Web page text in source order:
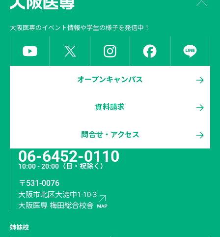
大阪医専のイベント情報や学生の様子を発信中！
オープンキャンパス
資料請求
問合せ・アクセス
06-6452-0110
10:00 - 20:00 （日・祝除く）
〒531-0076
大阪市北区大淀中1-10-3
大阪医専 梅田総合校舎
姉妹校